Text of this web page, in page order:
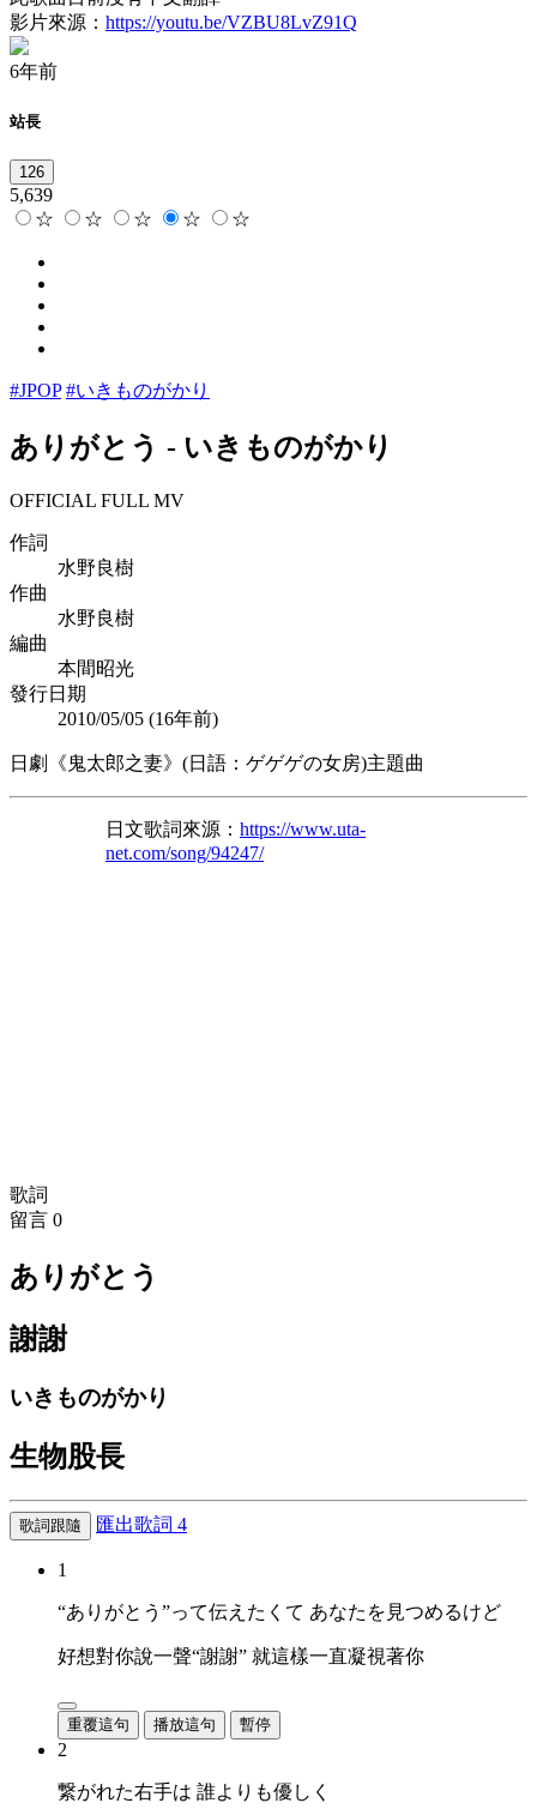
影片來源： https://youtu.be/VZBU8LvZ91Q
6年前
站長
126
5,639
☆
☆ ☆ ☆ ☆
#JPOP #いきものがかり
ありがとう - いきものがかり
OFFICIAL FULL MV
作詞
水野良樹
作曲
水野良樹
編曲
本間昭光
發行日期
2010/05/05 (16年前)
日劇《鬼太郎之妻》(日語：ゲゲゲの女房)主題曲
日文歌詞來源： https://www.uta-
net.com/song/94247/
歌詞
留言 0
ありがとう
謝謝
いきものがかり
生物股長
歌詞跟隨 匯出歌詞 4
1
“ありがとう”って伝えたくて あなたを見つめるけど
好想對你說一聲“謝謝” 就這樣一直凝視著你
重覆這句 播放這句 暫停
2
繋がれた右手は 誰よりも優しく